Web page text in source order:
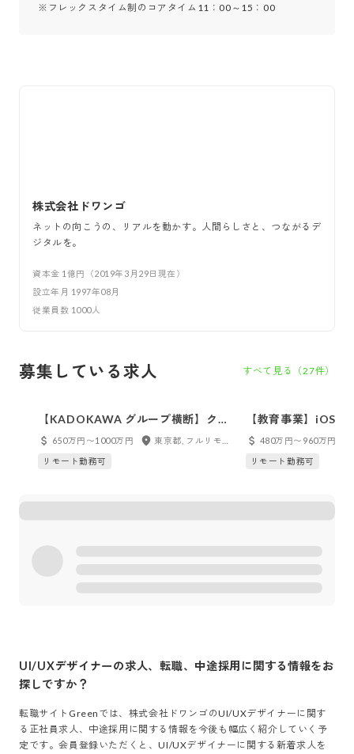
※フレックスタイム制のコアタイム11：00～15：00
株式会社ドワンゴ
ネットの向こうの、リアルを動かす。人間らしさと、つながるデ
ジタルを。
資本金 1億円（2019年3月29日現在）
設立年月 1997年08月
従業員数 1000人
募集している求人 すべて見る（27件）
【KADOKAWA グループ横断】クラ
ウド開発基盤エンジニア
650万円〜1000万円
リモート勤務可
【教育事業】iOS
RxSwift／全国リモ
480万円〜960万円
リモート勤務可
UI/UXデザイナーの求人、転職、中途採用に関する情報をお
探しですか？
転職サイトGreenでは、 株式会社ドワンゴのUI/UXデザイナー に関す
る正社員求人、中途採用に関する情報を今後も幅広く紹介していく予
定です。会員登録いただくと、UI/UXデザイナー に関する新着求人を